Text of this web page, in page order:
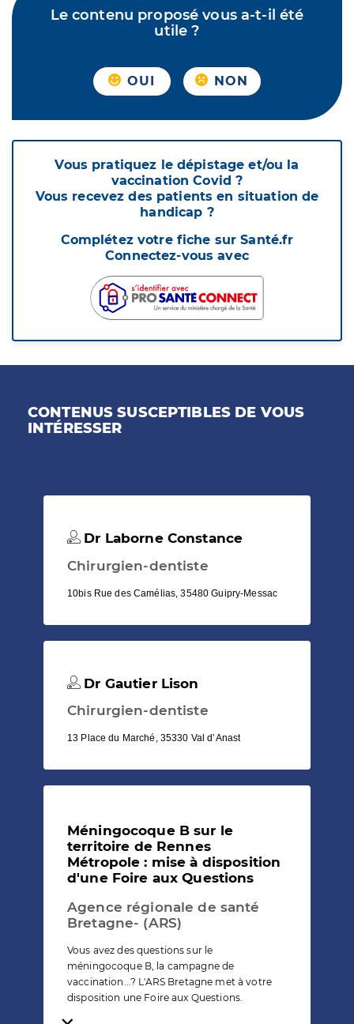
Le contenu proposé vous a-t-il été
utile ?
OUI NON
Vous pratiquez le dépistage et/ou la
vaccination Covid ?
Vous recevez des patients en situation de
handicap ?
Complétez votre fiche sur Santé.fr
Connectez-vous avec
CONTENUS SUSCEPTIBLES DE VOUS
INTÉRESSER
Dr Laborne Constance
Chirurgien-dentiste
10bis Rue des Camélias, 35480 Guipry-Messac
Dr Gautier Lison
Chirurgien-dentiste
13 Place du Marché, 35330 Val d’Anast
Méningocoque B sur le
territoire de Rennes
Métropole : mise à disposition
d'une Foire aux Questions
Agence régionale de santé
Bretagne- (ARS)
Vous avez des questions sur le
méningocoque B, la campagne de
vaccination...? L'ARS Bretagne met à votre
disposition une Foire aux Questions.